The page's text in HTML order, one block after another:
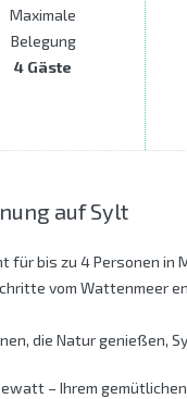
Maximale
Belegung
4 Gäste
auf Sylt
für bis zu 4 Personen in
vom Wattenmeer
die Natur genießen,
– Ihrem